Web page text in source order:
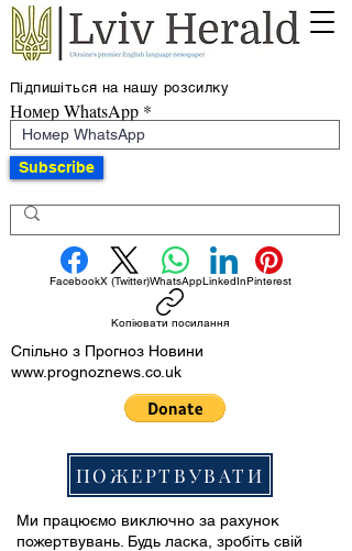
Підпишіться на нашу розсилку
Номер WhatsApp
Subscribe
FacebookX (Twitter)WhatsAppLinkedInPinterest
Копіювати посилання
Спільно з Прогноз Новини
www.prognoznews.co.uk
ПОЖЕРТВУВАТИ
Ми працюємо виключно за рахунок
пожертвувань. Будь ласка, зробіть свій